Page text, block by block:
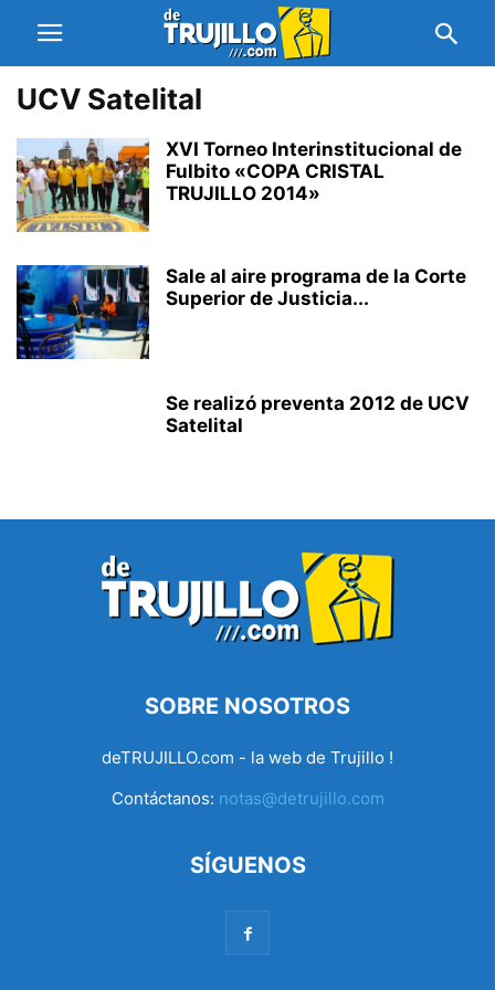
UCV Satelital
XVI Torneo Interinstitucional de
Fulbito «COPA CRISTAL
TRUJILLO 2014»
Sale al aire programa de la Corte
Superior de Justicia...
Se realizó preventa 2012 de UCV
Satelital
SOBRE NOSOTROS
deTRUJILLO.com - la web de Trujillo !
Contáctanos: notas@detrujillo.com
SÍGUENOS